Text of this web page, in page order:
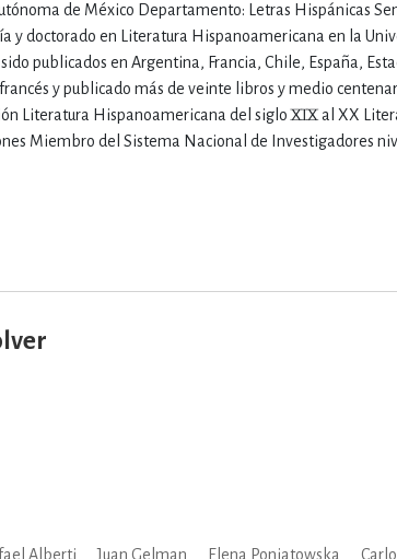
E
Y MATERIAS
EMPRESA Y
Y OCIO
de México Departamento: Letras Hispánicas
y doctorado en Literatura Hispanoamericana en la
publicados en Argentina, Francia, Chile, España,
y publicado más de veinte libros y medio
Literatura Hispanoamericana del siglo XIX al XX
Miembro del Sistema Nacional de Investigadores
Alberti Juan Gelman Elena Poniatowska